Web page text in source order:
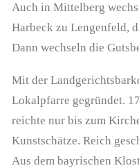
Auch in Mittelberg
Harbeck zu Lengenfeld,
Dann wechseln die
Mit der
Lokalpfarre gegründet.
reichte nur bis zum
Kunstschätze. Reich
Aus dem bayrischen